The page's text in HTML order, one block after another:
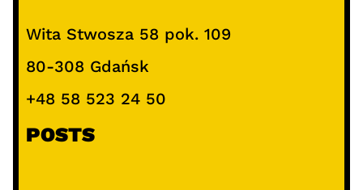
Wita Stwosza 58 pok. 109
80-308 Gdańsk
+48 58 523 24 50
POSTS